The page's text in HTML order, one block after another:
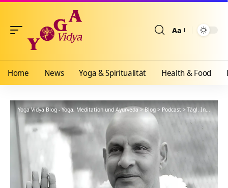
Aa
Home News Yoga & Spiritualität Health & Food
Yoga Vidya Blog - Yoga, Meditation und Ayurveda>Blog > Podcast> Tägl. Inspiration